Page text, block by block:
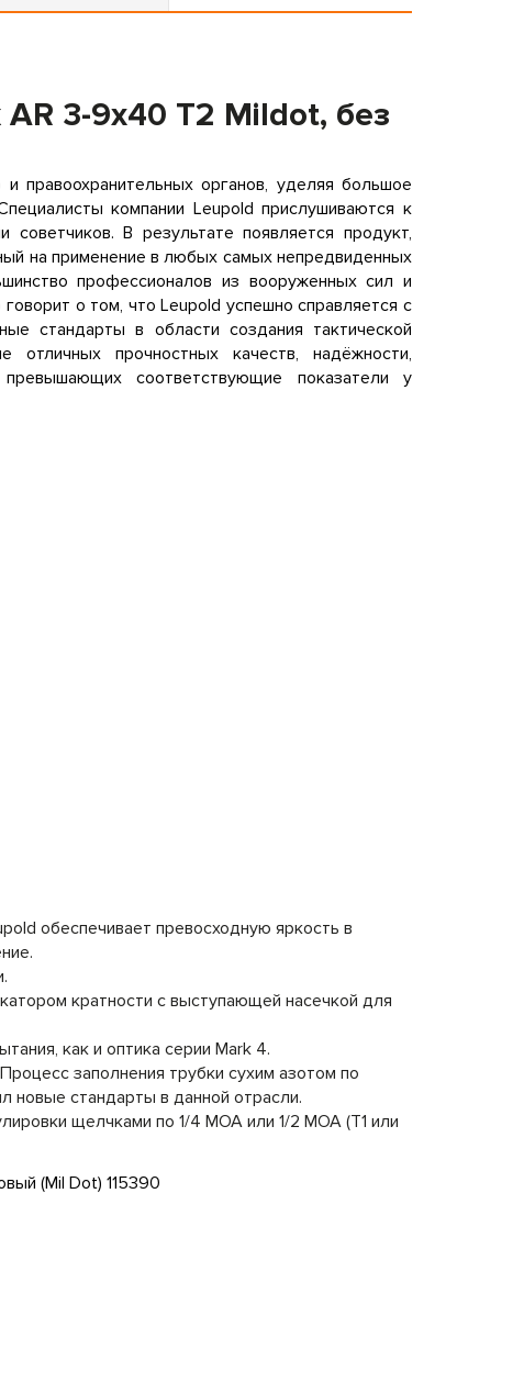
3-9x40 T2 Mildot, без
правоохранительных органов, уделяя большое
компании Leupold прислушиваются к
В результате появляется продукт,
на применение в любых самых непредвиденных
профессионалов из вооруженных сил и
о том, что Leupold успешно справляется с
стандарты в области создания тактической
прочностных качеств, надёжности,
превышающих соответствующие показатели у
обеспечивает превосходную яркость в
кратности с выступающей насечкой для
как и оптика серии Mark 4.
заполнения трубки сухим азотом по
новые стандарты в данной отрасли.
щелчками по 1/4 MOA или 1/2 MOA (T1 или